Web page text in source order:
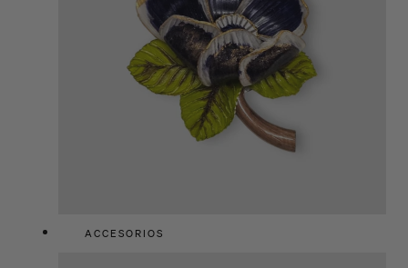
ACCESORIOS